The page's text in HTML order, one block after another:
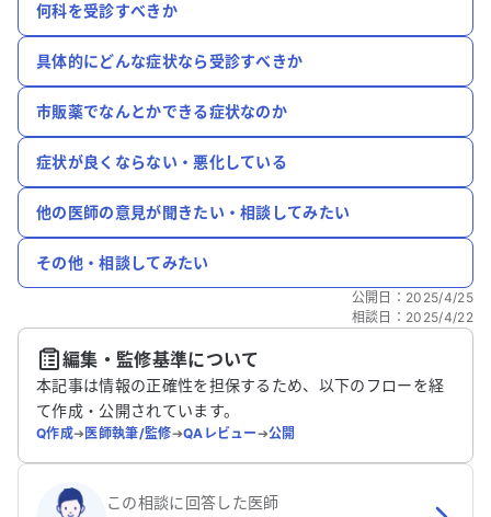
何科を受診すべきか
具体的にどんな症状なら受診すべきか
市販薬でなんとかできる症状なのか
症状が良くならない・悪化している
他の医師の意見が聞きたい・相談してみたい
その他・相談してみたい
公開日 ： 2025/4/25
相談日 ： 2025/4/22
編集・監修基準について
本記事は情報の正確性を担保するため、以下のフローを経
て作成・公開されています。
Q作成➔医師執筆/監修➔QAレビュー➔公開
この相談に回答した医師